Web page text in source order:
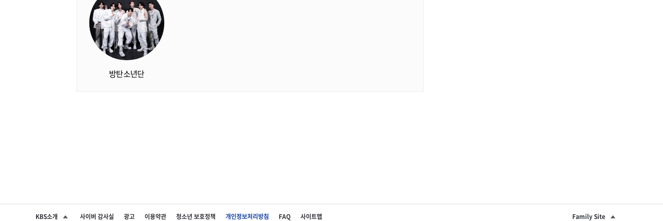
방탄소년단
KBS소개 사이버 감사실 광고 이용약관 청소년 보호정책 개인정보처리방침 FAQ 사이트맵 Family Site